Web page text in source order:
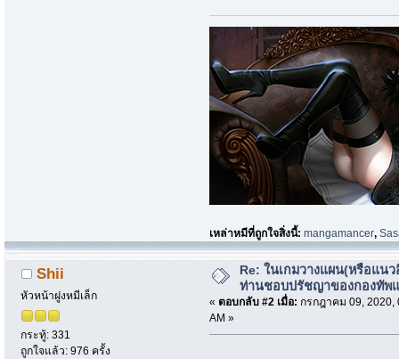
เหล่าหมีที่ถูกใจสิ่งนี้:mangamancer,
Shii
หัวหน้าฝูงหมีเล็ก
กระทู้: 331
ถูกใจแล้ว: 976 ครั้ง
Re: ในเกมวางแผน(หรือแน
ท่านชอบปรัชญาของกองทัพ
« ตอบกลับ #2 เมื่อ: กรกฎาคม 09, 2020,
AM »